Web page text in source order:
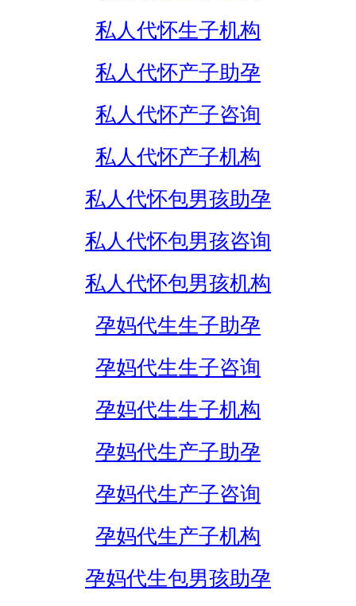
私人代怀生子机构
私人代怀产子助孕
私人代怀产子咨询
私人代怀产子机构
私人代怀包男孩助孕
私人代怀包男孩咨询
私人代怀包男孩机构
孕妈代生生子助孕
孕妈代生生子咨询
孕妈代生生子机构
孕妈代生产子助孕
孕妈代生产子咨询
孕妈代生产子机构
孕妈代生包男孩助孕